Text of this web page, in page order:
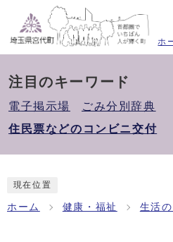
ホ
注目のキーワード
電子掲示場
ごみ分別辞典
住民票などのコンビニ交付
現在位置
ホーム 健康・福祉 生活